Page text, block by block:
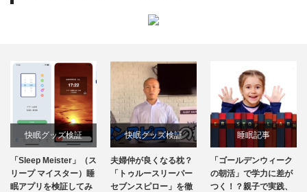
快眠グッズ検証
「Sleep Meister」（ス
リープ マイスター）睡
眠アプリを検証してみ
快眠グッズ検証
夫婦仲が良くなる枕？
「トゥルースリーパー
セブンスピロー」を徹
睡眠記事
「ゴールデンウィーク
の朝活」で学力に差が
つく！？親子で実践、